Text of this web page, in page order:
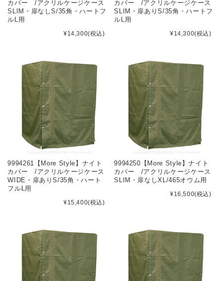
カバー /アクリルケージケース
SLIM・扉なしS/35角・ハートフ
ルL用
¥14,300(税込)
カバー /アクリルケージケース
SLIM・扉ありS/35角・ハートフ
ルL用
¥14,300(税込)
9994261【More Style】ナイト
カバー /アクリルケージケース
WIDE・扉ありS/35角・ハート
フルL用
¥15,400(税込)
9994250【More Style】ナイト
カバー /アクリルケージケース
SLIM・扉なしXL/465オウム用
¥16,500(税込)